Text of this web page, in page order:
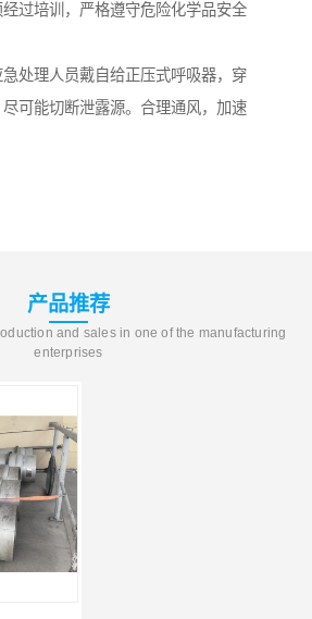
过培训，严格遵守危险化学品安全
处理人员戴自给正压式呼吸器，穿
可能切断泄露源。合理通风，加速
产品推荐
and sales in one of the manufacturing
enterprises